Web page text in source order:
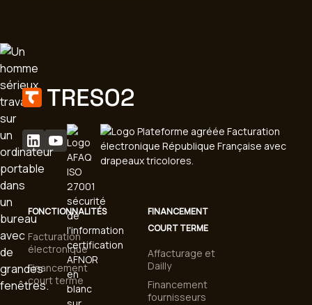
FONCTIONNALITÉS
Facturation
électronique
Financement
court terme
FINANCEMENT
COURT TERME
Affacturage et
Dailly
Financement
fournisseurs